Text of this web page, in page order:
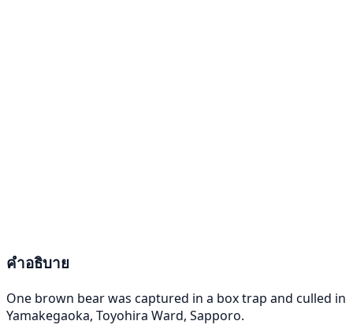
คำอธิบาย
One brown bear was captured in a box trap and culled in
Yamakegaoka, Toyohira Ward, Sapporo.